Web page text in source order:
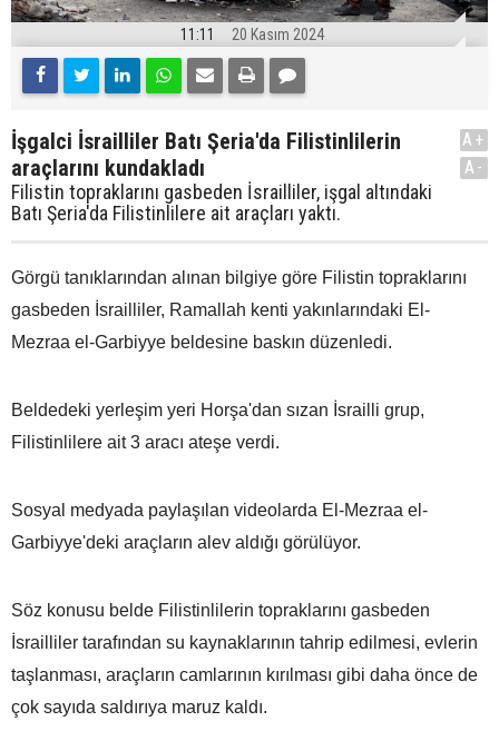
11:11 20 Kasım 2024
İşgalci İsrailliler Batı Şeria'da Filistinlilerin
araçlarını kundakladı
Filistin topraklarını gasbeden İsrailliler, işgal altındaki
Batı Şeria'da Filistinlilere ait araçları yaktı.
A+
A-
Görgü tanıklarından alınan bilgiye göre Filistin topraklarını
gasbeden İsrailliler, Ramallah kenti yakınlarındaki El-
Mezraa el-Garbiyye beldesine baskın düzenledi.
Beldedeki yerleşim yeri Horşa'dan sızan İsrailli grup,
Filistinlilere ait 3 aracı ateşe verdi.
Sosyal medyada paylaşılan videolarda El-Mezraa el-
Garbiyye'deki araçların alev aldığı görülüyor.
Söz konusu belde Filistinlilerin topraklarını gasbeden
İsrailliler tarafından su kaynaklarının tahrip edilmesi, evlerin
taşlanması, araçların camlarının kırılması gibi daha önce de
çok sayıda saldırıya maruz kaldı.